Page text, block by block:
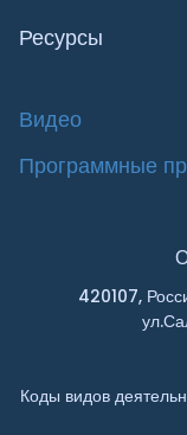
Ресурсы
Видео
Программные
420107,
Коды видов